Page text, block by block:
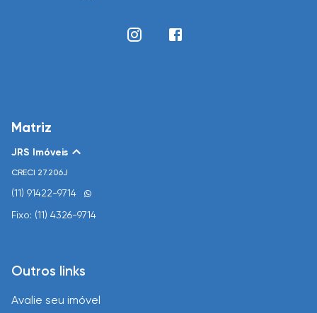
Matriz
JRS Imóveis
CRECI 27.206J
(11) 91422-9714
Fixo: (11) 4326-9714
Outros links
Avalie seu imóvel